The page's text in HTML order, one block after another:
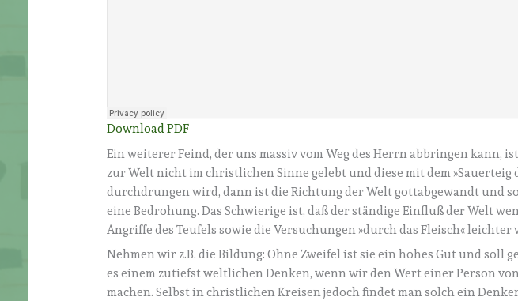
Download PDF
Ein weiterer Feind, der uns massiv vom Weg des Herrn abbringen kann,
zur Welt nicht im christlichen Sinne gelebt und diese mit dem »Sauerteig
durchdrungen wird, dann ist die Richtung der Welt gottabgewandt und
eine Bedrohung. Das Schwierige ist, daß der ständige Einfluß der Welt
Angriffe des Teufels sowie die Versuchungen »durch das Fleisch«
Nehmen wir z.B. die Bildung: Ohne Zweifel ist sie ein hohes Gut und soll
es einem zutiefst weltlichen Denken, wenn wir den Wert einer Person
machen. Selbst in christlichen Kreisen jedoch findet man solch ein